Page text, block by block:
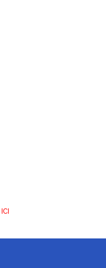
ICI